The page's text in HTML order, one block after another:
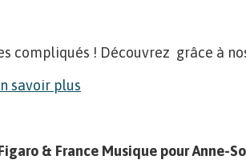
compliqués ! Découvrez grâce à
savoir plus
& France Musique pour Anne-